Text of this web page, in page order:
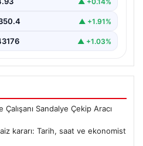
▲ +1.91%
▲ +1.03%
Sandalye Çekip Aracı
kararı: Tarih, saat ve ekonomist